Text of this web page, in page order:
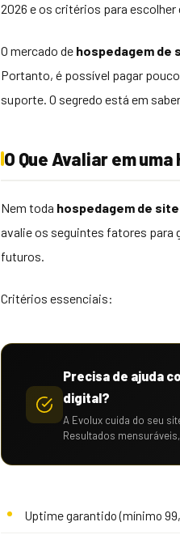
2026 e os critérios para escolher
O mercado de hospedagem de
Portanto, é possível pagar
suporte. O segredo está em
O Que Avaliar em
Nem toda hospedagem de
avalie os seguintes fatores para
futuros.
Critérios essenciais:
Precisa de ajuda
digital?
A Evolux cuida do seu
Resultados
Uptime garantido (mínimo